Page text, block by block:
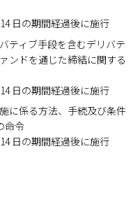
日の期間経過後に施行
ティブ手段を含むデリバテ
ンドを通じた締結に関する
日の期間経過後に施行
に係る方法、手続及び条件
命令
日の期間経過後に施行